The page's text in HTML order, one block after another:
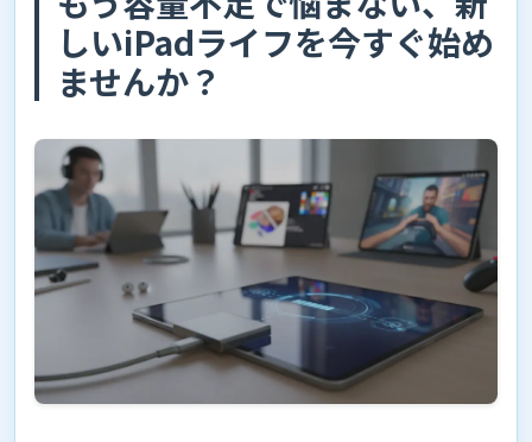
しいiPadライフを今すぐ始め
ませんか？